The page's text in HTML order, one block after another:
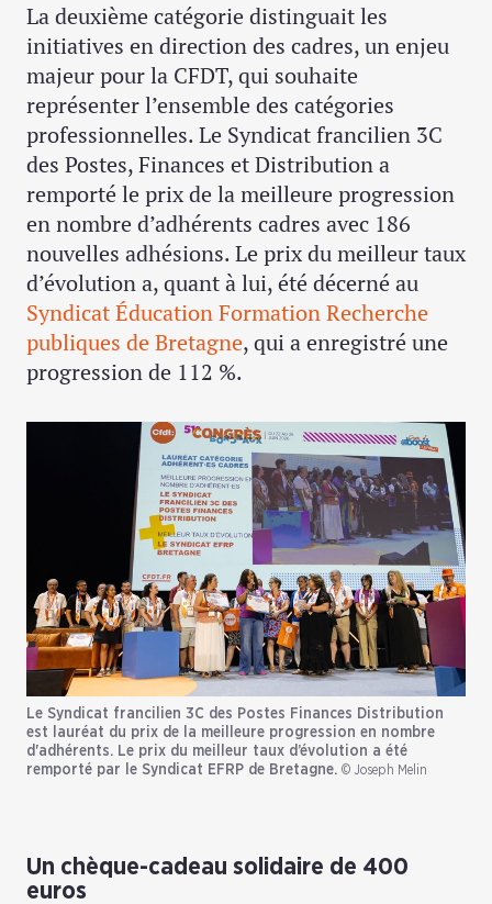
La deuxième catégorie distinguait les
initiatives en direction des cadres, un enjeu
majeur pour la CFDT, qui souhaite
représenter l’ensemble des catégories
professionnelles. Le Syndicat francilien 3C
des Postes, Finances et Distribution a
remporté le prix de la meilleure progression
en nombre d’adhérents cadres avec 186
nouvelles adhésions. Le prix du meilleur taux
d’évolution a, quant à lui, été décerné au
Syndicat Éducation Formation Recherche
publiques de Bretagne, qui a enregistré une
progression de 112 %.
Le Syndicat francilien 3C des Postes Finances Distribution
est lauréat du prix de la meilleure progression en nombre
d'adhérents. Le prix du meilleur taux d’évolution a été
remporté par le Syndicat EFRP de Bretagne. © Joseph Melin
Un chèque-cadeau solidaire de 400
euros